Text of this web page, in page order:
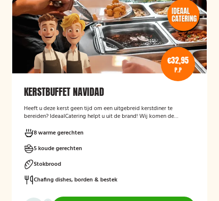
€32,95
P.P
KERSTBUFFET NAVIDAD
Heeft u deze kerst geen tijd om een uitgebreid kerstdiner te
bereiden? IdeaalCatering helpt u uit de brand! Wij komen de
buffetten voor tweede kerstdag (26 december), komen wij op 26
december gekoeld bij u bezorgen.
8 warme gerechten
5 koude gerechten
Stokbrood
Chafing dishes, borden & bestek